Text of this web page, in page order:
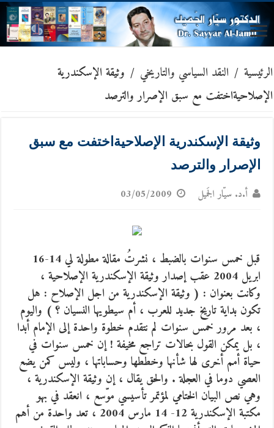
الرئيسية / النقد السياسي والتاريخي / وثيقة الإسكندرية
الإصلاحيةاختفت مع سبق الإصرار والترصد
وثيقة الإسكندرية الإصلاحيةاختفت مع سبق
الإصرار والترصد
أ.د. سيّار الجَميل 03/05/2009
قبل خمس سنوات بالضبط ، نشرتُ مقالة مطولة لي 14-16
ابريل 2004 عقب إصدار وثيقة الإسكندرية الإصلاحية ،
وكانت بعنوان : ( وثيقة الإسكندرية من اجل الإصلاح : هل
تكون بداية تاريخ جديد للعرب ، أم سيطويها النسيان ؟ ) واليوم
، بعد مرور خمس سنوات لم نتقدم خطوة واحدة إلى الإمام أبدا
، بل يمكن القول بحالات تراجع مخيفة ! إن خمس سنوات في
حياة أمم أخرى لها شأنها وخططها وحساباتها ، وليس كمن يضع
العصي دوما في العجلة . والحق يقال ، إن وثيقة الإسكندرية ،
وهي نص البيان الختامي لمؤتمر تأسيسي موّسع ، انعقد في بهو
مكتبة الإسكندرية 12- 14 مارس 2004 ، تعد واحدة من أهم